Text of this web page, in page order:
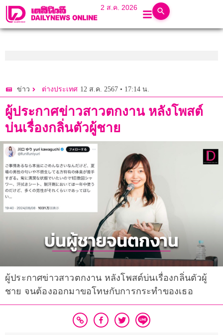
2 ส.ค. 2026
ข่าว ต่างประเทศ 12 ส.ค. 2567 • 17:14 น.
ผู้ประกาศข่าวสาวตกงาน หลังโพสต์
บ่นเรื่องกลิ่นตัวผู้ชาย
ผู้ประกาศข่าวสาวตกงาน หลังโพสต์บ่นเรื่องกลิ่นตัวผู้
ชาย จนต้องออกมาขอโทษกับการกระทำของเธอ